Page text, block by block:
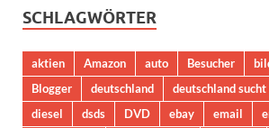
SCHLAGWÖRTER
aktien Amazon auto Besucher
Blogger
deutschland
deutschland
diesel
dsds DVD ebay email